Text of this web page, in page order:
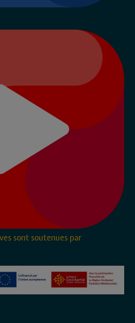
sont soutenues par